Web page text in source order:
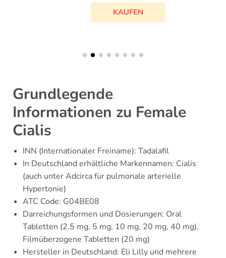
KAUFEN
Grundlegende
Informationen zu Female
Cialis
INN (Internationaler Freiname): Tadalafil
In Deutschland erhältliche Markennamen: Cialis
(auch unter Adcirca für pulmonale arterielle
Hypertonie)
ATC Code: G04BE08
Darreichungsformen und Dosierungen: Oral
Tabletten (2.5 mg, 5 mg, 10 mg, 20 mg, 40 mg),
Filmüberzogene Tabletten (20 mg)
Hersteller in Deutschland: Eli Lilly und mehrere